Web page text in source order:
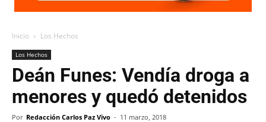
Inicio Los Hechos
Los Hechos
Deán Funes: Vendía droga a
menores y quedó detenidos
Por Redacción Carlos Paz Vivo - 11 marzo, 2018